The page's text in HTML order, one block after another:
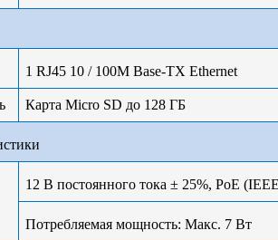
1 RJ45 10 / 100M Base-TX Ethernet
Карта Micro SD до 128 ГБ
12 В постоянного тока ± 25%, PoE
Потребляемая мощность: Макс. 7 Вт